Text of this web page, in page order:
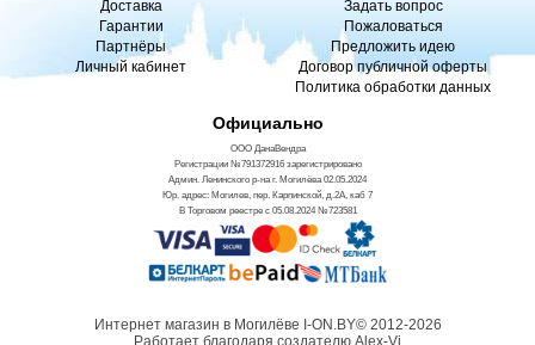
Доставка
Гарантии
Партнёры
Личный кабинет
Задать вопрос
Пожаловаться
Предложить идею
Договор публичной оферты
Политика обработки данных
Официально
ООО ДанаВендра
Регистрации №791372916 зарегистрировано
Админ. Ленинского р-на г. Могилёва 02.05.2024
Юр. адрес: Могилев, пер. Карпинской, д.2А, каб 7
В Торговом реестре с 05.08.2024 №723581
Интернет магазин в Могилёве I-ON.BY© 2012-2026
Работает благодаря создателю Alex-Vi